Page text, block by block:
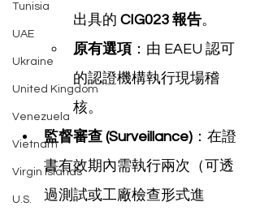
Tunisia
UAE
Ukraine
United Kingdom
Venezuela
Vietnam
Virgin Islands
U.S.
出具的 CIG023 報告。
原有選項 ：由 EAEU 認可
的認證機構執行現場稽
核。
監督審查 (Surveillance) ：在證
書有效期內需執行兩次（可透
過測試或工廠檢查形式進